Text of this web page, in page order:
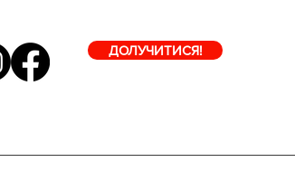
ДОЛУЧИТИСЯ!